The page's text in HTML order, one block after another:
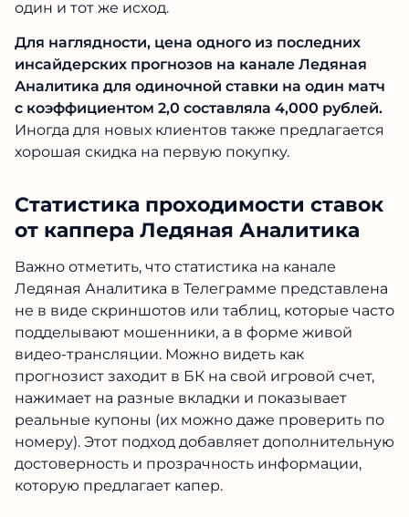
ценником всегда нужно писать каперу
узнавать наличие свободных мест для
покупки. Ведь абсолютно всем продать
секретные данные нельзя, чтобы букмекеры
не понизили котировки до матча после
наплыва ставок на один и тот же исход.
инсайдерских прогнозов на канале Ледяная
Аналитика для одиночной ставки на один
матч с коэффициентом 2,0 составляла 4,000
рублей.Иногда для новых клиентов также
предлагается хорошая скидка на первую
покупку.
Статистика проходимости
ставок от каппера Ледяная
Аналитика
Важно отметить, что статистика на канале
Ледяная Аналитика в Телеграмме
представлена не в виде скриншотов или
ТЕЛЕГРАМ — ЗАРАБАТЫВАЙ С
ЛУЧШИМИ!
90%+
проход
+247%
к банку за
последний
месяц
LIVE
ставки
каждый
день
Проверено на: